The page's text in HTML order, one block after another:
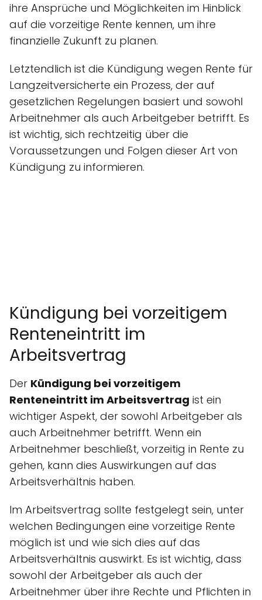
ihre Ansprüche und Möglichkeiten im Hinblick
auf die vorzeitige Rente kennen, um ihre
finanzielle Zukunft zu planen.
Letztendlich ist die Kündigung wegen Rente für
Langzeitversicherte ein Prozess, der auf
gesetzlichen Regelungen basiert und sowohl
Arbeitnehmer als auch Arbeitgeber betrifft. Es
ist wichtig, sich rechtzeitig über die
Voraussetzungen und Folgen dieser Art von
Kündigung zu informieren.
Kündigung bei vorzeitigem
Renteneintritt im
Arbeitsvertrag
Der Kündigung bei vorzeitigem
Renteneintritt im Arbeitsvertrag ist ein
wichtiger Aspekt, der sowohl Arbeitgeber als
auch Arbeitnehmer betrifft. Wenn ein
Arbeitnehmer beschließt, vorzeitig in Rente zu
gehen, kann dies Auswirkungen auf das
Arbeitsverhältnis haben.
Im Arbeitsvertrag sollte festgelegt sein, unter
welchen Bedingungen eine vorzeitige Rente
möglich ist und wie sich dies auf das
Arbeitsverhältnis auswirkt. Es ist wichtig, dass
sowohl der Arbeitgeber als auch der
Arbeitnehmer über ihre Rechte und Pflichten in